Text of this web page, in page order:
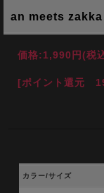
an meets zakka
価格:1,990円(税
[ポイント還元
カラー/サイズ